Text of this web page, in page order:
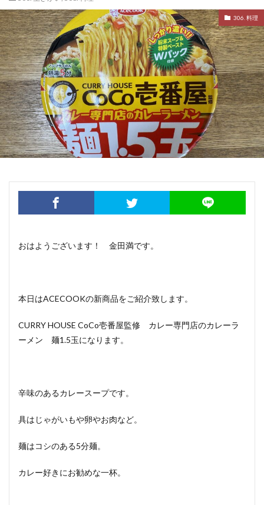
306. 料理
おはようございます！ 金田満です。
本日はACECOOKの新商品をご紹介致します。
CURRY HOUSE CoCo壱番屋監修 カレー専門店のカレーラ
ーメン 麺1.5玉になります。
辛味のあるカレースープです。
具はじゃがいもや卵やお肉など。
麺はコシのある5分麺。
カレー好きにお勧めな一杯。